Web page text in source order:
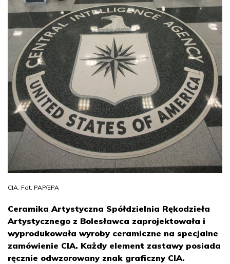
CIA. Fot. PAP/EPA
Ceramika Artystyczna Spółdzielnia Rękodzieła
Artystycznego z Bolesławca zaprojektowała i
wyprodukowała wyroby ceramiczne na specjalne
zamówienie CIA. Każdy element zastawy posiada
ręcznie odwzorowany znak graficzny CIA.